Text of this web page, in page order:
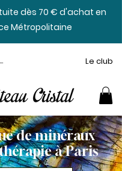
dès 70 € d'achat en
Métropolitaine
Le club
de minéraux
à Paris